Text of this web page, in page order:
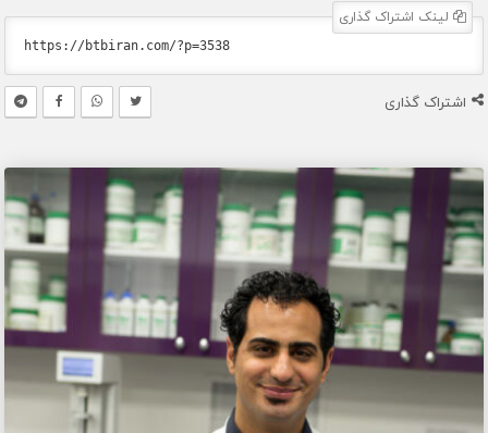
لینک اشتراک گذاری
اشتراک گذاری